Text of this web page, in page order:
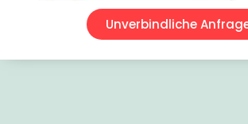
Unverbindliche